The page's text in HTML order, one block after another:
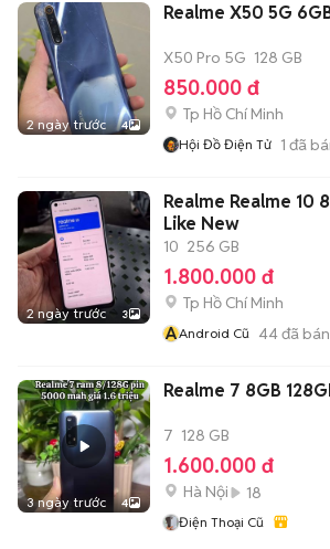
2 ngày trước 4
Realme X50 5G
X50 Pro 5G 128 GB
850.000 đ
Tp Hồ Chí Minh
Hội Đồ Điện Tử 1 đã
2 ngày trước 3
Realme Realme 10
Like New
10 256 GB
1.800.000 đ
Tp Hồ Chí Minh
AAndroid Cũ 44đã bán
3 ngày trước 4
Realme 7 8GB
7 128 GB
1.600.000 đ
Hà Nội 18
Điện Thoại Cũ